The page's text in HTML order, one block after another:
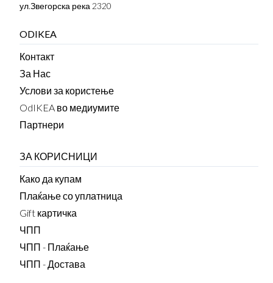
ул.Звегорска река 2320
ODIKEA
Контакт
За Нас
Услови за користење
OdIKEA во медиумите
Партнери
ЗА КОРИСНИЦИ
Како да купам
Плаќање со уплатница
Gift картичка
ЧПП
ЧПП - Плаќање
ЧПП - Достава